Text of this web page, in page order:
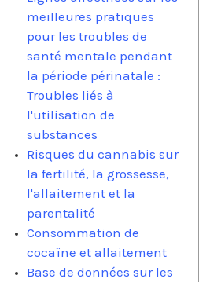
meilleures pratiques
pour les troubles de
santé mentale pendant
la période périnatale :
Troubles liés à
l'utilisation de
substances
Risques du cannabis sur
la fertilité, la grossesse,
l'allaitement et la
parentalité
Consommation de
cocaïne et allaitement
Base de données sur les